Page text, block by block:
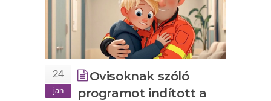
24
jan
Ovisoknak szóló
programot indított a